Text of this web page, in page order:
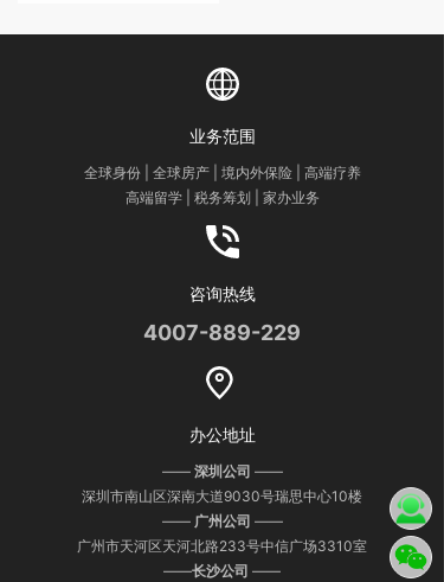
业务范围
全球身份 | 全球房产 | 境内外保险 | 高端疗养
高端留学 | 税务筹划 | 家办业务
咨询热线
4007-889-229
办公地址
—— 深圳公司 ——
深圳市南山区深南大道9030号瑞思中心10楼
—— 广州公司 ——
广州市天河区天河北路233号中信广场3310室
——长沙公司 ——